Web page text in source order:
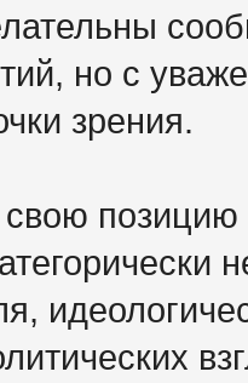
но с
зрения.